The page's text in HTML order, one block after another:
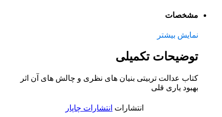
مشخصات
نمایش بیشتر
توضیحات تکمیلی
کتاب عدالت تربیتی بنیان های نظری و چالش های آن اثر
بهبود یاری قلی
انتشارات انتشارات چاپار